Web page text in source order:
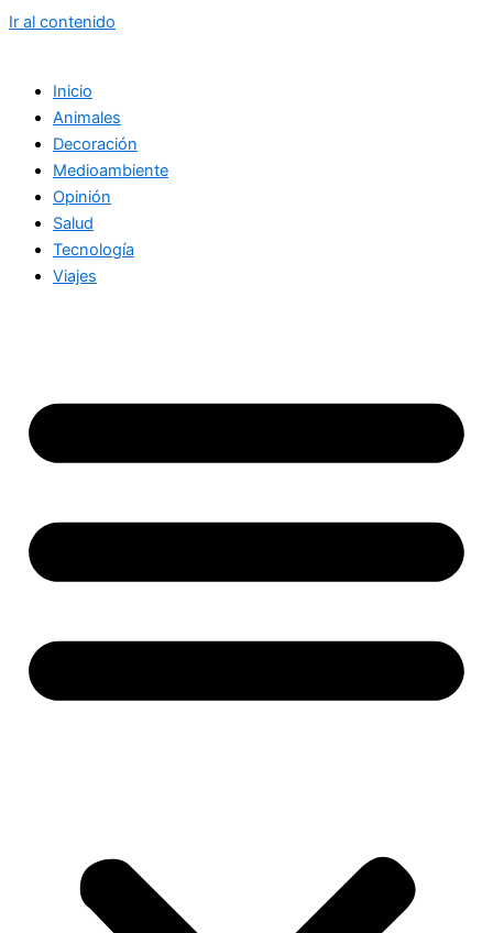
Ir al contenido
Inicio
Animales
Decoración
Medioambiente
Opinión
Salud
Tecnología
Viajes